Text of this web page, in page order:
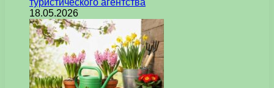
туристического агентства
18.05.2026